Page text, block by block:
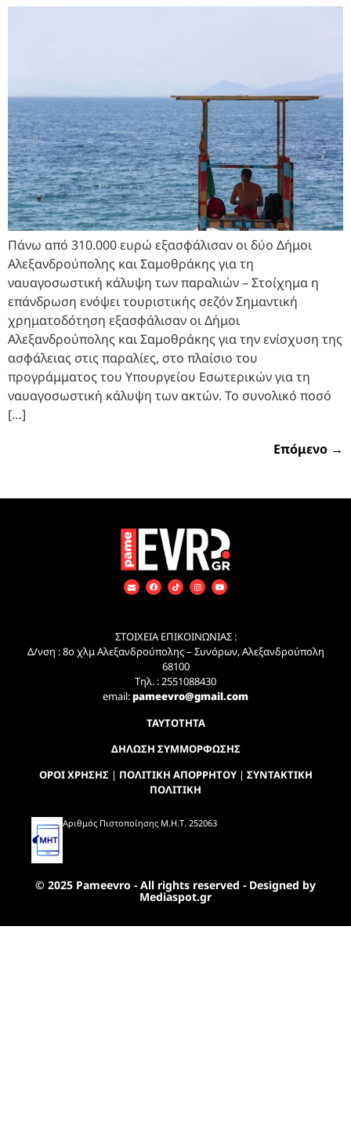
Πάνω από 310.000 ευρώ εξασφάλισαν οι δύο Δήμοι
Αλεξανδρούπολης και Σαμοθράκης για τη
ναυαγοσωστική κάλυψη των παραλιών – Στοίχημα η
επάνδρωση ενόψει τουριστικής σεζόν Σημαντική
χρηματοδότηση εξασφάλισαν οι Δήμοι
Αλεξανδρούπολης και Σαμοθράκης για την ενίσχυση της
ασφάλειας στις παραλίες, στο πλαίσιο του
προγράμματος του Υπουργείου Εσωτερικών για τη
ναυαγοσωστική κάλυψη των ακτών. Το συνολικό ποσό
[…]
Επόμενο →
ΣΤΟΙΧΕΙΑ ΕΠΙΚΟΙΝΩΝΙΑΣ :
Δ/νση : 8ο χλμ Αλεξανδρούπολης – Συνόρων, Αλεξανδρούπολη
68100
Τηλ. : 2551088430
email:pameevro@gmail.com
ΤΑΥΤΟΤΗΤΑ
ΔΗΛΩΣΗ ΣΥΜΜΟΡΦΩΣΗΣ
ΟΡΟΙ ΧΡΗΣΗΣ| ΠΟΛΙΤΙΚΗ ΑΠΟΡΡΗΤΟΥ| ΣΥΝΤΑΚΤΙΚΗ
ΠΟΛΙΤΙΚΗ
Αριθμός Πιστοποίησης Μ.Η.Τ. 252063
© 2025 Pameevro - All rights reserved - Designed by
Mediaspot.gr